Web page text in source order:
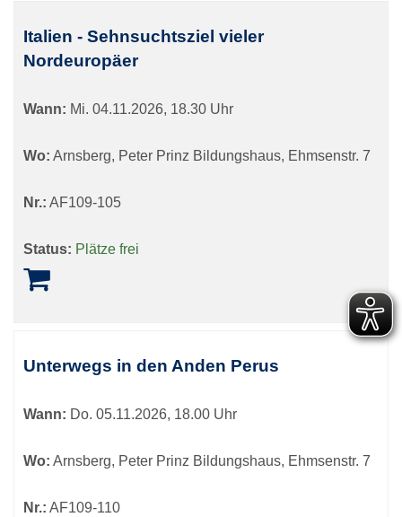
Italien - Sehnsuchtsziel vieler
Nordeuropäer
Wann: Mi. 04.11.2026, 18.30 Uhr
Wo: Arnsberg, Peter Prinz Bildungshaus, Ehmsenstr. 7
Nr.: AF109-105
Status: Plätze frei
Unterwegs in den Anden Perus
Wann: Do. 05.11.2026, 18.00 Uhr
Wo: Arnsberg, Peter Prinz Bildungshaus, Ehmsenstr. 7
Nr.: AF109-110